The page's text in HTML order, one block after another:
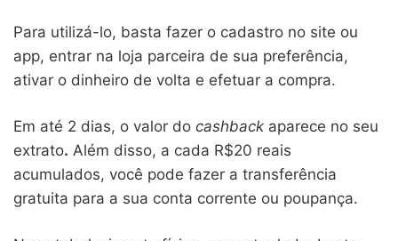
Para utilizá-lo, basta fazer o cadastro no site ou
app, entrar na loja parceira de sua preferência,
ativar o dinheiro de volta e efetuar a compra.
Em até 2 dias, o valor do cashback aparece no seu
extrato. Além disso, a cada R$20 reais
acumulados, você pode fazer a transferência
gratuita para a sua conta corrente ou poupança.